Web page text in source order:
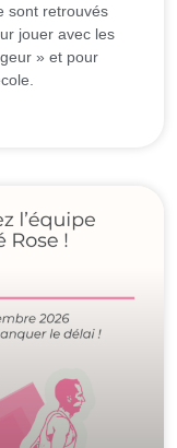
sont retrouvés
jouer avec les
» et pour